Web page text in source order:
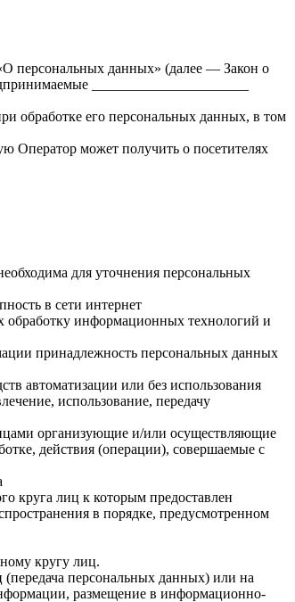
персональных данных» (далее — Закон о
______________________
обработке его персональных данных, в том
Оператор может получить о посетителях
для уточнения персональных
в сети интернет
информационных технологий и
принадлежность персональных данных
автоматизации или без использования
использование, передачу
организующие и/или осуществляющие
действия (операции), совершаемые с
круга лиц к которым предоставлен
в порядке, предусмотренном
кругу лиц.
персональных данных) или на
размещение в информационно-